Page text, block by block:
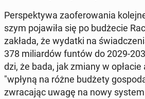
Per­spek­ty­wa za­ofe­ro­wa­nia
szym po­ja­wi­ła się po bu­dże­cie
zakłada, że wydatki na
378 mi­liar­dów funtów do 2029-
dzi, że bada, jak zmiany w
"wpłyną na różne budżety
zwra­ca­jąc uwagę na nowy